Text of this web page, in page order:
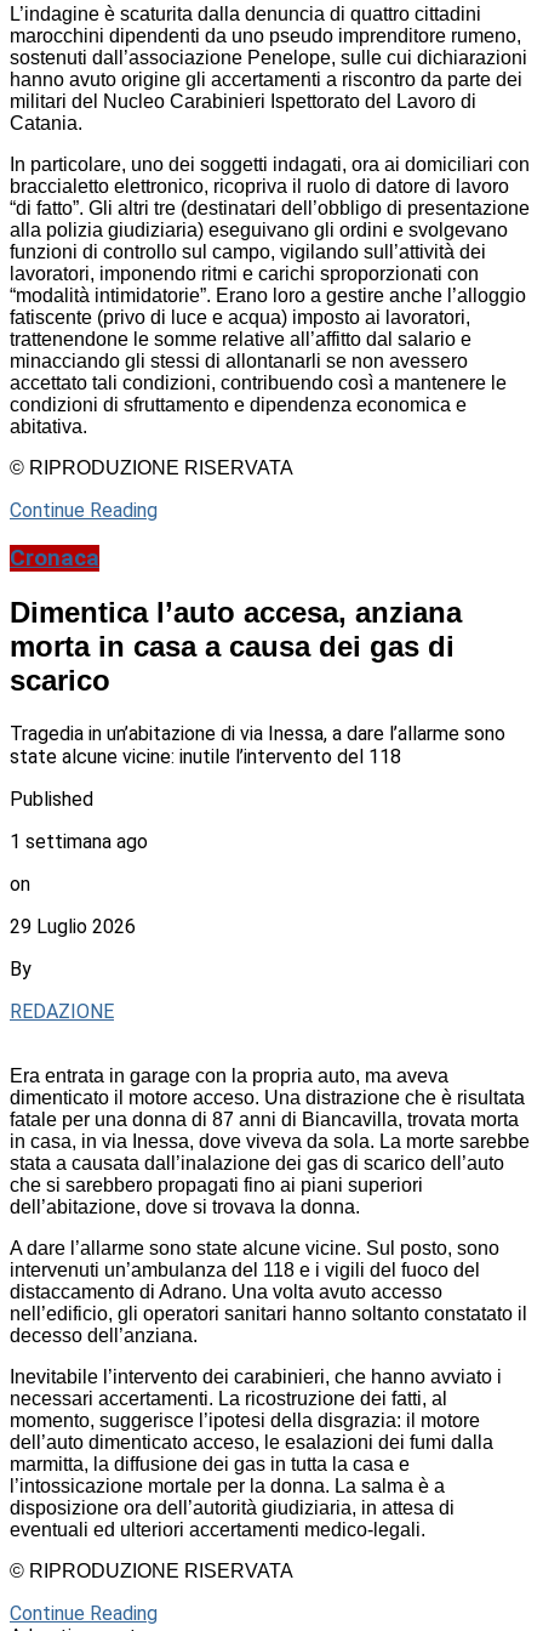
L’indagine è scaturita dalla denuncia di quattro cittadini
marocchini dipendenti da uno pseudo imprenditore rumeno,
sostenuti dall’associazione Penelope, sulle cui dichiarazioni
hanno avuto origine gli accertamenti a riscontro da parte dei
militari del Nucleo Carabinieri Ispettorato del Lavoro di
Catania.
In particolare, uno dei soggetti indagati, ora ai domiciliari con
braccialetto elettronico, ricopriva il ruolo di datore di lavoro
“di fatto”. Gli altri tre (destinatari dell’obbligo di presentazione
alla polizia giudiziaria) eseguivano gli ordini e svolgevano
funzioni di controllo sul campo, vigilando sull’attività dei
lavoratori, imponendo ritmi e carichi sproporzionati con
“modalità intimidatorie”. Erano loro a gestire anche l’alloggio
fatiscente (privo di luce e acqua) imposto ai lavoratori,
trattenendone le somme relative all’affitto dal salario e
minacciando gli stessi di allontanarli se non avessero
accettato tali condizioni, contribuendo così a mantenere le
condizioni di sfruttamento e dipendenza economica e
abitativa.
© RIPRODUZIONE RISERVATA
Continue Reading
Cronaca
Dimentica l’auto accesa, anziana
morta in casa a causa dei gas di
scarico
Tragedia in un’abitazione di via Inessa, a dare l’allarme sono
state alcune vicine: inutile l’intervento del 118
Published
1 settimana ago
on
29 Luglio 2026
By
REDAZIONE
Era entrata in garage con la propria auto, ma aveva
dimenticato il motore acceso. Una distrazione che è risultata
fatale per una donna di 87 anni di Biancavilla, trovata morta
in casa, in via Inessa, dove viveva da sola. La morte sarebbe
stata a causata dall’inalazione dei gas di scarico dell’auto
che si sarebbero propagati fino ai piani superiori
dell’abitazione, dove si trovava la donna.
A dare l’allarme sono state alcune vicine. Sul posto, sono
intervenuti un’ambulanza del 118 e i vigili del fuoco del
distaccamento di Adrano. Una volta avuto accesso
nell’edificio, gli operatori sanitari hanno soltanto constatato il
decesso dell’anziana.
Inevitabile l’intervento dei carabinieri, che hanno avviato i
necessari accertamenti. La ricostruzione dei fatti, al
momento, suggerisce l’ipotesi della disgrazia: il motore
dell’auto dimenticato acceso, le esalazioni dei fumi dalla
marmitta, la diffusione dei gas in tutta la casa e
l’intossicazione mortale per la donna. La salma è a
disposizione ora dell’autorità giudiziaria, in attesa di
eventuali ed ulteriori accertamenti medico-legali.
© RIPRODUZIONE RISERVATA
Continue Reading